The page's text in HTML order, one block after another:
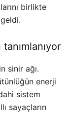
birlikte
sinir ağı.
enerji
sistem
sayaçların